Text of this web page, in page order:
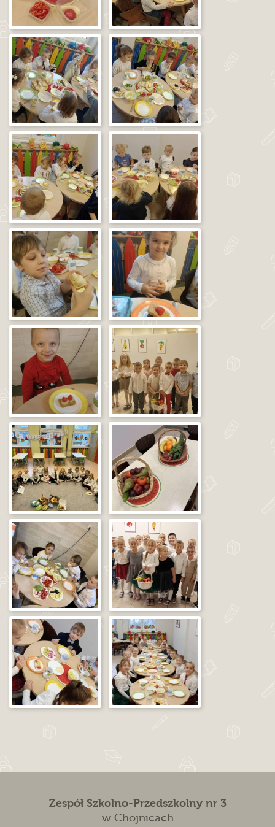
Zespół Szkolno-Przedszkolny nr 3
w Chojnicach